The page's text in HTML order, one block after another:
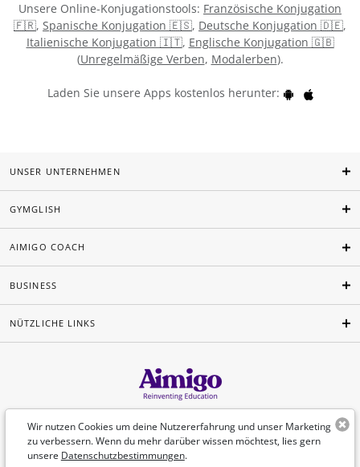
Unsere Online-Konjugationstools: Französische Konjugation
🇫🇷, Spanische Konjugation 🇪🇸, Deutsche Konjugation 🇩🇪,
Italienische Konjugation 🇮🇹, Englische Konjugation 🇬🇧
(Unregelmäßige Verben, Modalerben).
Laden Sie unsere Apps kostenlos herunter:
Wir nutzen Cookies um deine Nutzererfahrung und unser Marketing
zu verbessern. Wenn du mehr darüber wissen möchtest, lies gern
unsere Datenschutzbestimmungen.
UNSER UNTERNEHMEN
GYMGLISH
AIMIGO COACH
BUSINESS
NÜTZLICHE LINKS
Deutsch
©Aimigo 2026